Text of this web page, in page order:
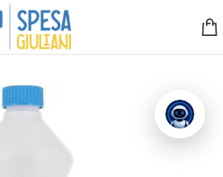
qui e ti richiamiamo noi